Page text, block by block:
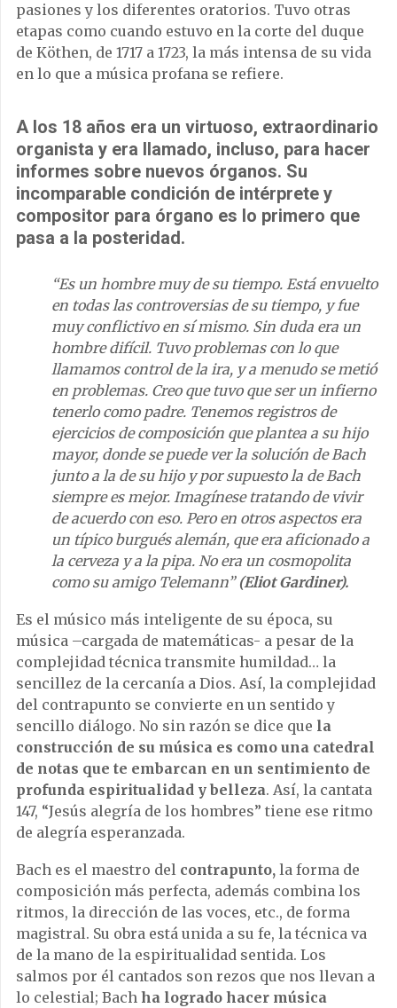
pasiones y los diferentes oratorios. Tuvo otras
etapas como cuando estuvo en la corte del duque
de Köthen, de 1717 a 1723, la más intensa de su vida
en lo que a música profana se refiere.
A los 18 años era un virtuoso, extraordinario
organista y era llamado, incluso, para hacer
informes sobre nuevos órganos. Su
incomparable condición de intérprete y
compositor para órgano es lo primero que
pasa a la posteridad.
“Es un hombre muy de su tiempo. Está envuelto
en todas las controversias de su tiempo, y fue
muy conflictivo en sí mismo. Sin duda era un
hombre difícil. Tuvo problemas con lo que
llamamos control de la ira, y a menudo se metió
en problemas. Creo que tuvo que ser un infierno
tenerlo como padre. Tenemos registros de
ejercicios de composición que plantea a su hijo
mayor, donde se puede ver la solución de Bach
junto a la de su hijo y por supuesto la de Bach
siempre es mejor. Imagínese tratando de vivir
de acuerdo con eso. Pero en otros aspectos era
un típico burgués alemán, que era aficionado a
la cerveza y a la pipa. No era un cosmopolita
como su amigo Telemann”(Eliot Gardiner).
Es el músico más inteligente de su época, su
música –cargada de matemáticas- a pesar de la
complejidad técnica transmite humildad… la
sencillez de la cercanía a Dios. Así, la complejidad
del contrapunto se convierte en un sentido y
sencillo diálogo. No sin razón se dice que la
construcción de su música es como una catedral
de notas que te embarcan en un sentimiento de
profunda espiritualidad y belleza. Así, la cantata
147, “Jesús alegría de los hombres” tiene ese ritmo
de alegría esperanzada.
Bach es el maestro del contrapunto, la forma de
composición más perfecta, además combina los
ritmos, la dirección de las voces, etc., de forma
magistral. Su obra está unida a su fe, la técnica va
de la mano de la espiritualidad sentida. Los
salmos por él cantados son rezos que nos llevan a
lo celestial; Bach ha logrado hacer música